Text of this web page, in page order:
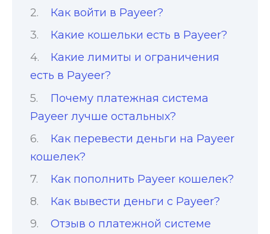
Как войти в Payeer?
Какие кошельки есть в Payeer?
Какие лимиты и ограничения
есть в Payeer?
Почему платежная система
Payeer лучше остальных?
Как перевести деньги на Payeer
кошелек?
Как пополнить Payeer кошелек?
Как вывести деньги с Payeer?
Отзыв о платежной системе